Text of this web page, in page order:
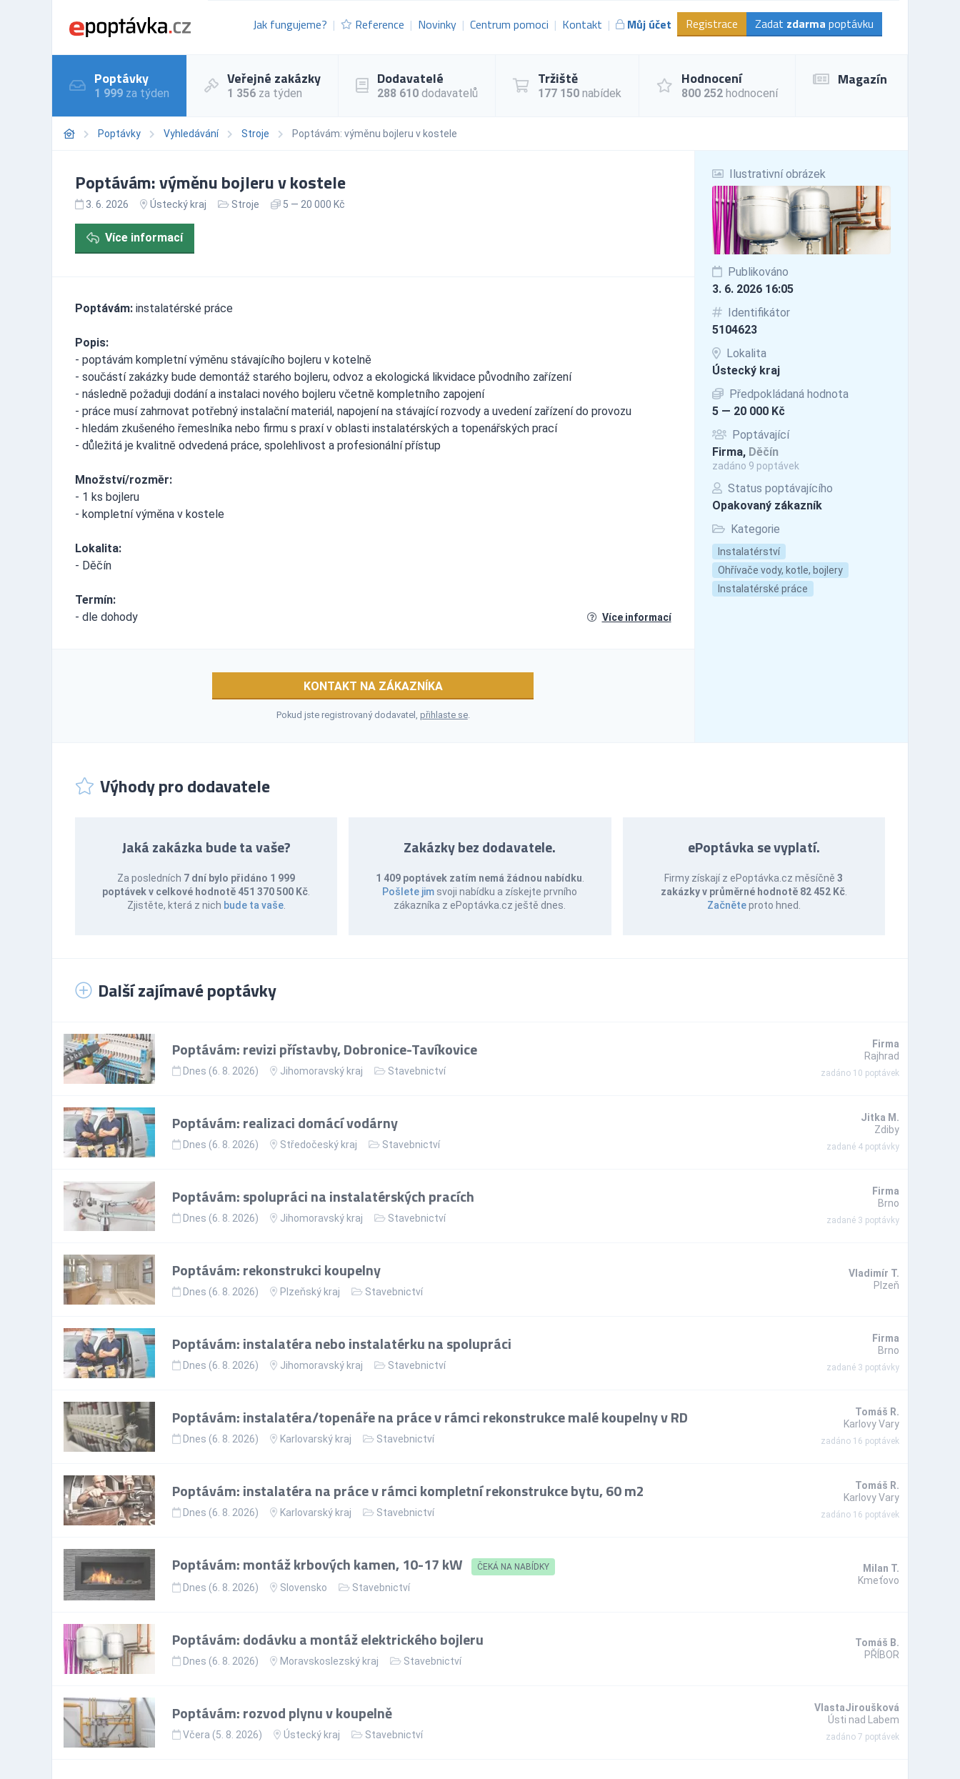
Jak fungujeme? Reference Novinky Centrum pomoci Kontakt Můj účet Registrace Zadat zdarma poptávku
Poptávky
1 999 za týden
Veřejné zakázky
1 356 za týden
Dodavatelé
288 610 dodavatelů
Tržiště
177 150 nabídek
Hodnocení
800 252 hodnocení
Magazín
Poptávky Vyhledávání Stroje Poptávám: výměnu bojleru v kostele
Ilustrativní obrázek
Publikováno
3. 6. 2026 16:05
Identifikátor
5104623
Lokalita
Ústecký kraj
Předpokládaná hodnota
5 — 20 000 Kč
Poptávající
Firma, Děčín
zadáno 9 poptávek
Status poptávajícího
Opakovaný zákazník
Kategorie
Instalatérství
Ohřívače vody, kotle, bojlery
Instalatérské práce
Poptávám: výměnu bojleru v kostele
3. 6. 2026 Ústecký kraj Stroje 5 — 20 000 Kč
Více informací
Poptávám: instalatérské práce
Popis:
- poptávám kompletní výměnu stávajícího bojleru v kotelně
- součástí zakázky bude demontáž starého bojleru, odvoz a ekologická likvidace původního zařízení
- následně požaduji dodání a instalaci nového bojleru včetně kompletního zapojení
- práce musí zahrnovat potřebný instalační materiál, napojení na stávající rozvody a uvedení zařízení do provozu
- hledám zkušeného řemeslníka nebo firmu s praxí v oblasti instalatérských a topenářských prací
- důležitá je kvalitně odvedená práce, spolehlivost a profesionální přístup
Množství/rozměr:
- 1 ks bojleru
- kompletní výměna v kostele
Lokalita:
- Děčín
Termín:
- dle dohody
Více informací
KONTAKT NA ZÁKAZNÍKA
Pokud jste registrovaný dodavatel, přihlaste se.
Výhody pro dodavatele
Jaká zakázka bude ta vaše?
Za posledních 7 dní bylo přidáno 1 999
poptávek v celkové hodnotě 451 370 500 Kč
Zjistěte, která z nich bude ta vaše.
Zakázky bez dodavatele.
1 409 poptávek zatím nemá žádnou nabídku
Pošlete jim svoji nabídku a získejte prvního
zákazníka z ePoptávka.cz ještě dnes.
ePoptávka se vyplatí.
Firmy získají z ePoptávka.cz měsíčně3
zakázky v průměrné hodnotě 82 452 Kč.
Začněteproto hned.
Další zajímavé poptávky
Poptávám: revizi přístavby, Dobronice-Tavíkovice
Dnes (6. 8. 2026) Jihomoravský kraj Stavebnictví
Firma
Rajhrad
zadáno 10 poptávek
Poptávám: realizaci domácí vodárny
Dnes (6. 8. 2026) Středočeský kraj Stavebnictví
Jitka M.
Zdiby
zadané 4 poptávky
Poptávám: spolupráci na instalatérských pracích
Dnes (6. 8. 2026) Jihomoravský kraj Stavebnictví
Firma
Brno
zadané 3 poptávky
Poptávám: rekonstrukci koupelny
Dnes (6. 8. 2026) Plzeňský kraj Stavebnictví
Vladimír T.
Plzeň
Poptávám: instalatéra nebo instalatérku na spolupráci
Dnes (6. 8. 2026) Jihomoravský kraj Stavebnictví
Firma
Brno
zadané 3 poptávky
Poptávám: instalatéra/topenáře na práce v rámci rekonstrukce malé koupelny v RD
Dnes (6. 8. 2026) Karlovarský kraj Stavebnictví
Tomáš R.
Karlovy Vary
zadáno 16 poptávek
Poptávám: instalatéra na práce v rámci kompletní rekonstrukce bytu, 60 m2
Dnes (6. 8. 2026) Karlovarský kraj Stavebnictví
Tomáš R.
Karlovy Vary
zadáno 16 poptávek
Poptávám: montáž krbových kamen, 10-17 kW ČEKÁ NA NABÍDKY
Dnes (6. 8. 2026) Slovensko Stavebnictví
Milan T.
Kmeťovo
Poptávám: dodávku a montáž elektrického bojleru
Dnes (6. 8. 2026) Moravskoslezský kraj Stavebnictví
Tomáš B.
PŘÍBOR
Poptávám: rozvod plynu v koupelně
Včera (5. 8. 2026) Ústecký kraj Stavebnictví
VlastaJiroušková
Ústi nad Labem
zadáno 7 poptávek